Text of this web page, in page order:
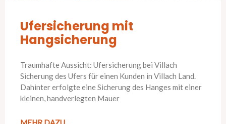
Ufersicherung mit
Hangsicherung
Traumhafte Aussicht: Ufersicherung bei Villach
Sicherung des Ufers für einen Kunden in Villach Land.
Dahinter erfolgte eine Sicherung des Hanges mit einer
kleinen, handverlegten Mauer